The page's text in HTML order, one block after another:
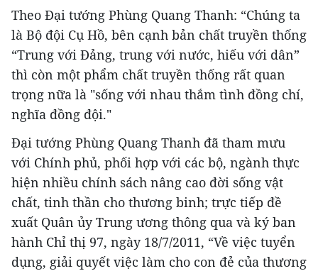
Theo Đại tướng Phùng Quang Thanh: “Chúng ta
là Bộ đội Cụ Hồ, bên cạnh bản chất truyền thống
“Trung với Đảng, trung với nước, hiếu với dân”
thì còn một phẩm chất truyền thống rất quan
trọng nữa là "sống với nhau thắm tình đồng chí,
nghĩa đồng đội."
Đại tướng Phùng Quang Thanh đã tham mưu
với Chính phủ, phối hợp với các bộ, ngành thực
hiện nhiều chính sách nâng cao đời sống vật
chất, tinh thần cho thương binh; trực tiếp đề
xuất Quân ủy Trung ương thông qua và ký ban
hành Chỉ thị 97, ngày 18/7/2011, “Về việc tuyển
dụng, giải quyết việc làm cho con đẻ của thương